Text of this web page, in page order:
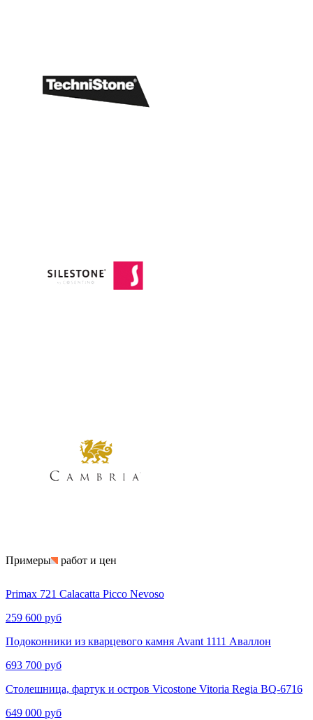
Примеры работ и цен
Primax 721 Calacatta Picco Nevoso
259 600 руб
Подоконники из кварцевого камня Avant 1111 Аваллон
693 700 руб
Столешница, фартук и остров Vicostone Vitoria Regia BQ-6716
649 000 руб